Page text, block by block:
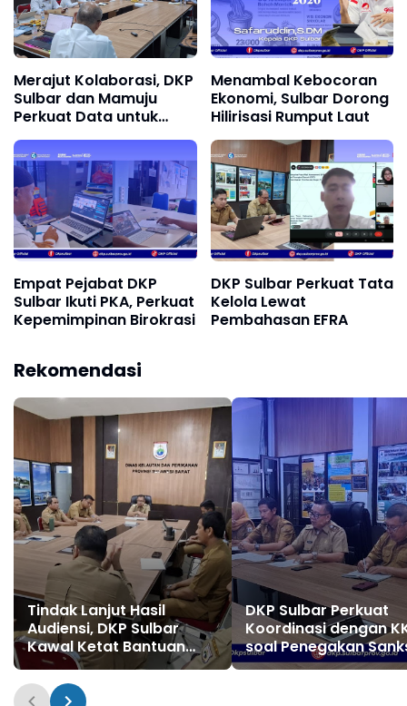
Merajut Kolaborasi, DKP
Sulbar dan Mamuju
Perkuat Data untuk
Majukan Kelautan
Menambal Kebocoran
Ekonomi, Sulbar Dorong
Hilirisasi Rumput Laut
Empat Pejabat DKP
Sulbar Ikuti PKA, Perkuat
Kepemimpinan Birokrasi
DKP Sulbar Perkuat Tata
Kelola Lewat
Pembahasan EFRA
Rekomendasi
Tindak Lanjut Hasil
Audiensi, DKP Sulbar
Kawal Ketat Bantuan
Kapal Baja dan Sarana
Nelayan
DKP Sulbar Perkuat
Koordinasi dengan
soal Penegakan
Pemanfaatan Ruang